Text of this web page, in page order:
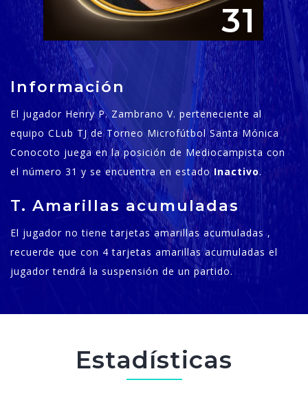
31
Información
El jugador Henry P. Zambrano V. perteneciente al
equipo CLub TJ de Torneo Microfútbol Santa Mónica
Conocoto juega en la posición de Mediocampista con
el número 31 y se encuentra en estadoInactivo.
T. Amarillas acumuladas
El jugador no tiene tarjetas amarillas acumuladas ,
recuerde que con 4 tarjetas amarillas acumuladas el
jugador tendrá la suspensión de un partido.
Estadísticas